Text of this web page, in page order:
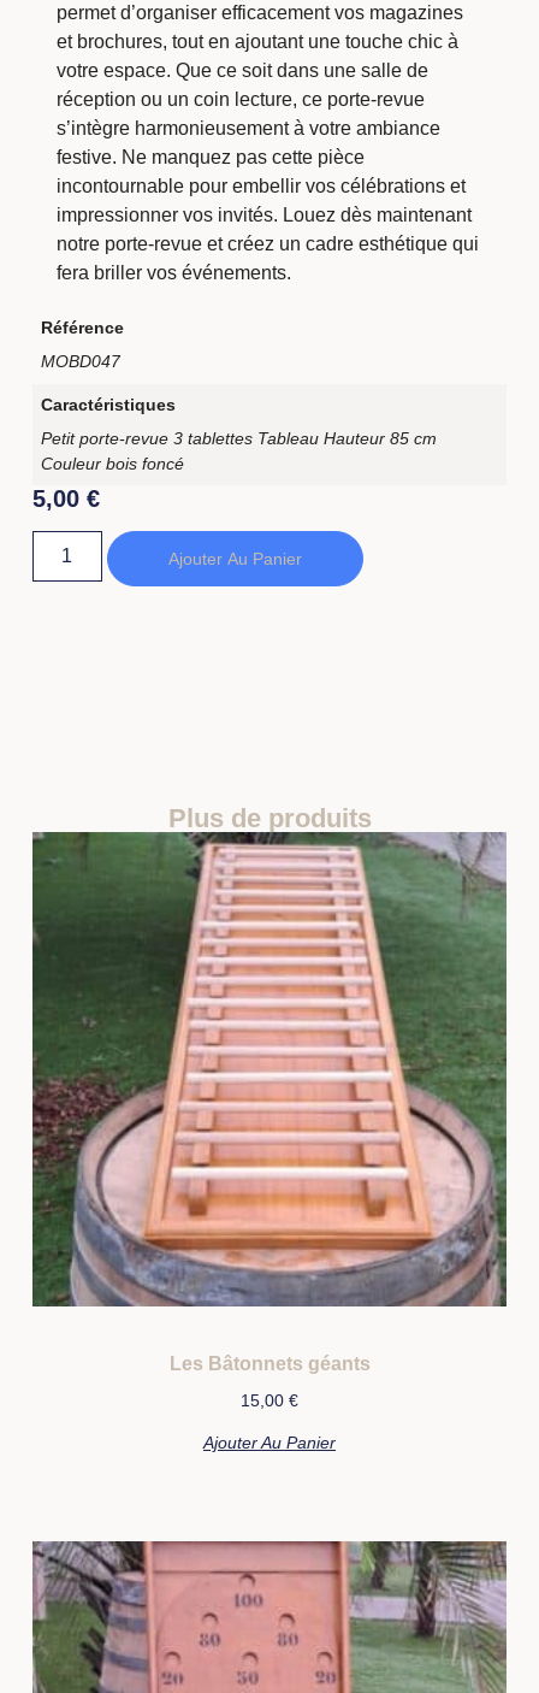
permet d’organiser efficacement vos magazines
et brochures, tout en ajoutant une touche chic à
votre espace. Que ce soit dans une salle de
réception ou un coin lecture, ce porte-revue
s’intègre harmonieusement à votre ambiance
festive. Ne manquez pas cette pièce
incontournable pour embellir vos célébrations et
impressionner vos invités. Louez dès maintenant
notre porte-revue et créez un cadre esthétique qui
fera briller vos événements.
Référence
MOBD047
Caractéristiques
Petit porte-revue 3 tablettes Tableau Hauteur 85 cm
Couleur bois foncé
5,00 €
Ajouter Au Panier
Plus de produits
Les Bâtonnets géants
15,00 €
Ajouter Au Panier